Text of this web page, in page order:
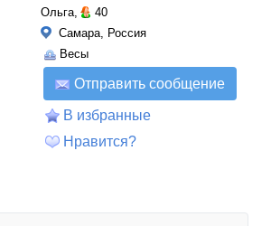
Ольга,
40
Самара, Россия
Весы
Отправить сообщение
В избранные
Нравится?